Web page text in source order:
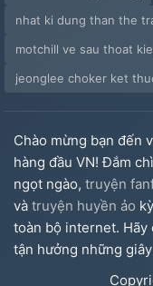
nhat ki dung than the
motchill ve sau thoat
jeonglee choker ket
Chào mừng bạn đến
hàng đầu VN! Đắm
ngọt ngào, truyện
và truyện huyền ảo
toàn bộ internet. Hãy
tận hưởng những